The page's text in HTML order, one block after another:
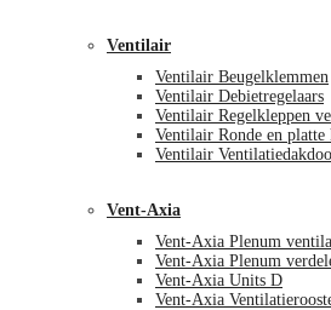
Ventilair
Ventilair Beugelklemmen
Ventilair Debietregelaars
Ventilair Regelkleppen
Ventilair Ronde en platte
Ventilair
Vent-Axia
Vent-Axia Plenum
Vent-Axia Plenum
Vent-Axia Units D
Vent-Axia